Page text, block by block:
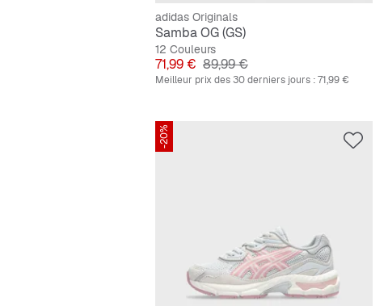
adidas Originals
Samba OG (GS)
12 Couleurs
Prix
71,99 € Prix original
89,99 €
Meilleur prix des 30 derniers jours :71,99 €
-20%